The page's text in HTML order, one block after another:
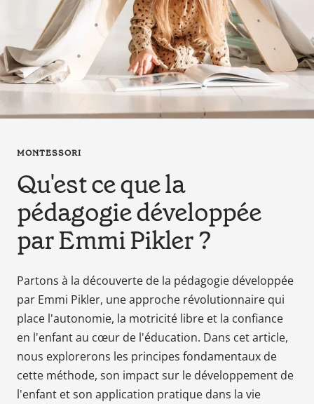
avez
besoin
tant
que
parents
pour
grossesse
de
maman
au
avec
Papa.
Meilleurs
prix
sur
Babyphones,
coussins
maternité
MONTESSORI
Qu'est ce que la
pédagogie développée
par Emmi Pikler ?
Partons à la découverte de la pédagogie développée
par Emmi Pikler, une approche révolutionnaire qui
place l'autonomie, la motricité libre et la confiance
en l'enfant au cœur de l'éducation. Dans cet article,
nous explorerons les principes fondamentaux de
cette méthode, son impact sur le développement de
l'enfant et son application pratique dans la vie